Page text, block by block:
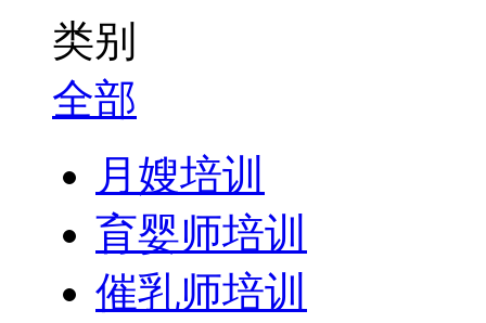
类别
全部
月嫂培训
育婴师培训
催乳师培训